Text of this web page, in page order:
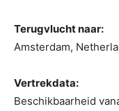
Terugvlucht naar:
Amsterdam,
Vertrekdata:
Beschikbaarheid